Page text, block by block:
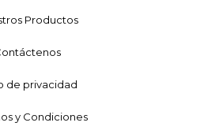
Productos
de privacidad
y Condiciones